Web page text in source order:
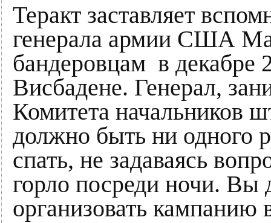
Теракт заставляет
генерала армии США
бандеровцам в декабре
Висбадене. Генерал,
Комитета начальников
должно быть ни одного
спать, не задаваясь
горло посреди ночи. Вы
организовать кампанию